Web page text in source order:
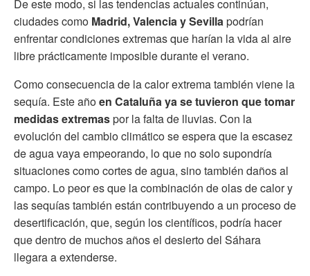
De este modo, si las tendencias actuales continúan,
ciudades como Madrid, Valencia y Sevillapodrían
enfrentar condiciones extremas que harían la vida al aire
libre prácticamente imposible durante el verano.
Como consecuencia de la calor extrema también viene la
sequía. Este añoen Cataluña ya se tuvieron que tomar
medidas extremaspor la falta de lluvias. Con la
evolución del cambio climático se espera que la escasez
de agua vaya empeorando, lo que no solo supondría
situaciones como cortes de agua, sino también daños al
campo. Lo peor es que la combinación de olas de calor y
las sequías también están contribuyendo a un proceso de
desertificación, que, según los científicos, podría hacer
que dentro de muchos años el desierto del Sáhara
llegara a extenderse.